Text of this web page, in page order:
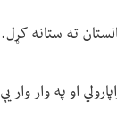
او په وار وار یې